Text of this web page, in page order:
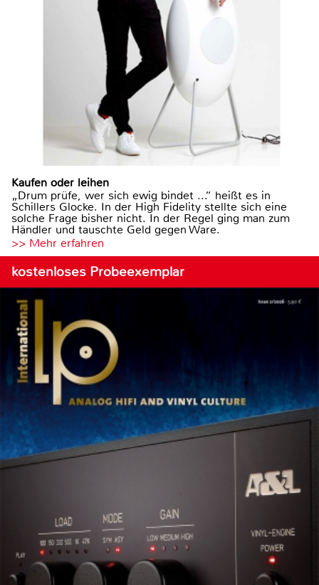
Kaufen oder leihen
„Drum prüfe, wer sich ewig bindet ...“ heißt es in
Schillers Glocke. In der High Fidelity stellte sich eine
solche Frage bisher nicht. In der Regel ging man zum
Händler und tauschte Geld gegen Ware.
>> Mehr erfahren
kostenloses Probeexemplar